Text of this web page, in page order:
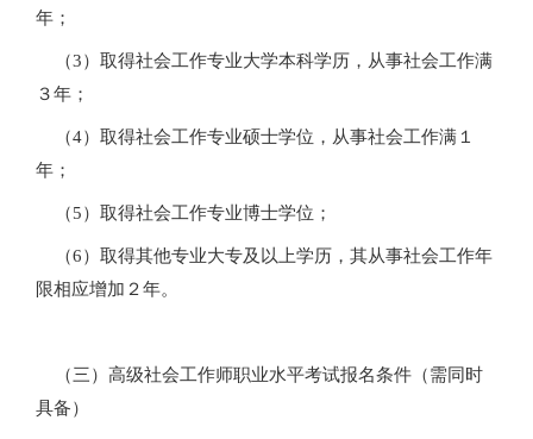
年；
（3）取得社会工作专业大学本科学历，从事社会工作满
３年；
（4）取得社会工作专业硕士学位，从事社会工作满１
年；
（5）取得社会工作专业博士学位；
（6）取得其他专业大专及以上学历，其从事社会工作年
限相应增加２年。
（三）高级社会工作师职业水平考试报名条件（需同时
具备）